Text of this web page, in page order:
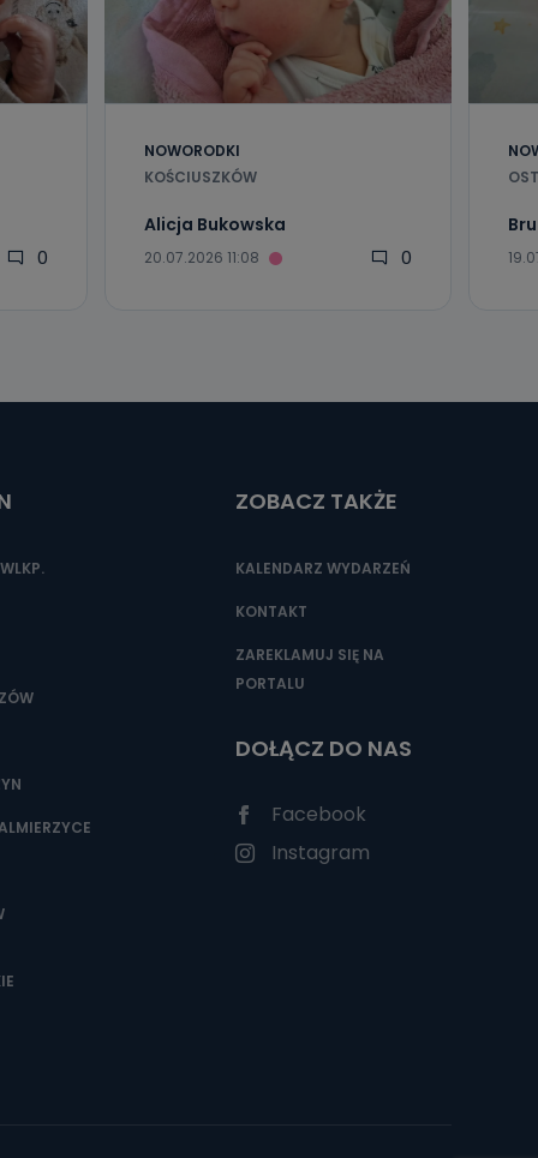
od
0
NOWORODKI
KOŚCIUSZKÓW
Alicja Bukowska
20.07.2026 11:08 0
ZOBACZ TAKŻE
KALENDARZ WYDARZEŃ
KONTAKT
ZAREKLAMUJ SIĘ NA
PORTALU
DOŁĄCZ DO NAS
Facebook
Instagram